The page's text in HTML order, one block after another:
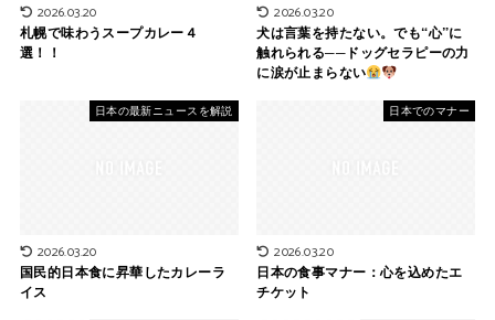
2026.03.20
札幌で味わうスープカレー４
選！！
2026.03.20
犬は言葉を持たない。でも“心”に
触れられる──ドッグセラピーの力
に涙が止まらない
日本の最新ニュースを解説
2026.03.20
国民的日本食に昇華したカレーラ
イス
日本でのマナー
2026.03.20
日本の食事マナー：心を込めたエ
チケット